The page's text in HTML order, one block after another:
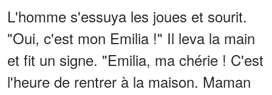
L'homme s'essuya les joues et sourit.
"Oui, c'est mon Emilia !" Il leva la main
et fit un signe. "Emilia, ma chérie ! C'est
l'heure de rentrer à la maison. Maman